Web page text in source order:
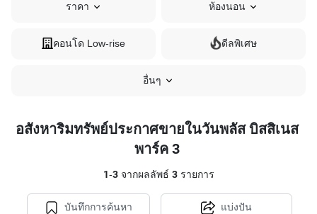
ราคา ห้องนอน
คอนโด Low-rise ดีลพิเศษ
อื่นๆ
อสังหาริมทรัพย์ประกาศขายในวันพลัส บิสสิเนส
พาร์ค 3
1-3จากผลลัพธ์ 3รายการ
บันทึกการค้นหา แบ่งปัน